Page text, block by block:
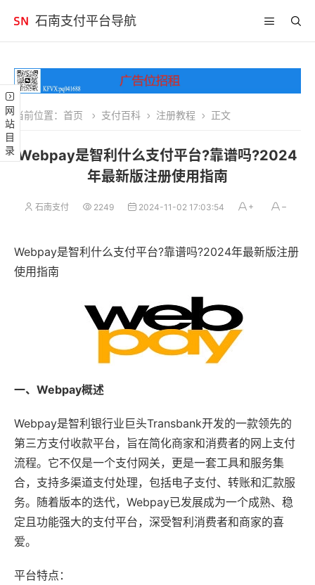
石南支付平台导航
网站目录 当前位置： 首页 支付百科 注册教程 正文
Webpay是智利什么支付平台?靠谱吗?2024
年最新版注册使用指南
石南支付 2249 2024-11-02 17:03:54
Webpay是智利什么支付平台?靠谱吗?2024年最新版注册
使用指南
一、Webpay概述
Webpay是智利银行业巨头Transbank开发的一款领先的
第三方支付收款平台，旨在简化商家和消费者的网上支付
流程。它不仅是一个支付网关，更是一套工具和服务集
合，支持多渠道支付处理，包括电子支付、转账和汇款服
务。随着版本的迭代，Webpay已发展成为一个成熟、稳
定且功能强大的支付平台，深受智利消费者和商家的喜
爱。
平台特点：